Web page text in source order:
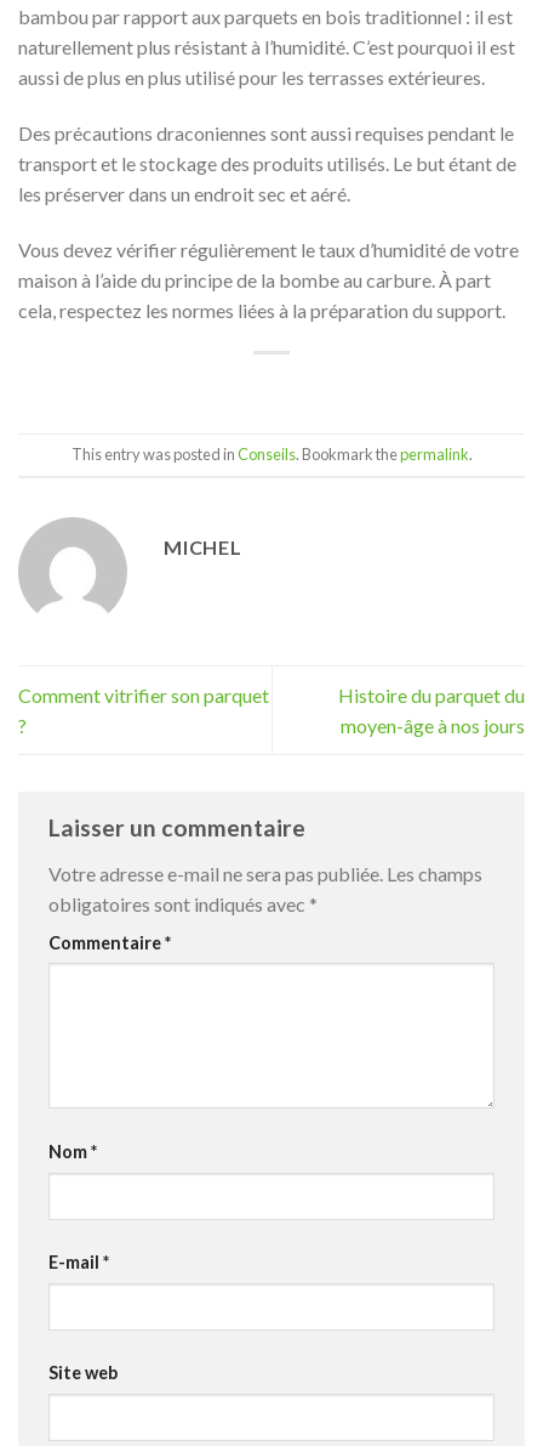
bambou par rapport aux parquets en bois traditionnel : il est
naturellement plus résistant à l’humidité. C’est pourquoi il est
aussi de plus en plus utilisé pour les terrasses extérieures.
Des précautions draconiennes sont aussi requises pendant le
transport et le stockage des produits utilisés. Le but étant de
les préserver dans un endroit sec et aéré.
Vous devez vérifier régulièrement le taux d’humidité de votre
maison à l’aide du principe de la bombe au carbure. À part
cela, respectez les normes liées à la préparation du support.
This entry was posted inConseils. Bookmark thepermalink.
MICHEL
Comment vitrifier son parquet
?
Histoire du parquet du
moyen-âge à nos jours
Laisser un commentaire
Votre adresse e-mail ne sera pas publiée. Les champs
obligatoires sont indiqués avec *
Commentaire*
Nom*
E-mail *
Site web